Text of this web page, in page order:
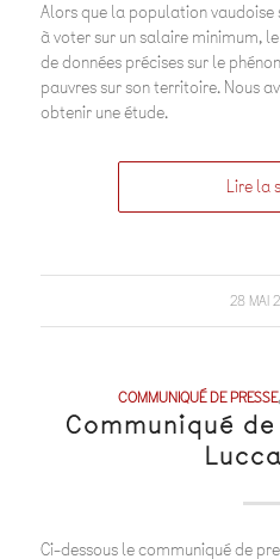
Alors que la population
à voter sur un salaire minimum,
de données précises sur le
pauvres sur son territoire. Nous
obtenir une étude.
Lire la
28 MAI
COMMUNIQUÉ DE PRESSE,
Communiqué
Ci-dessous le communiqué de